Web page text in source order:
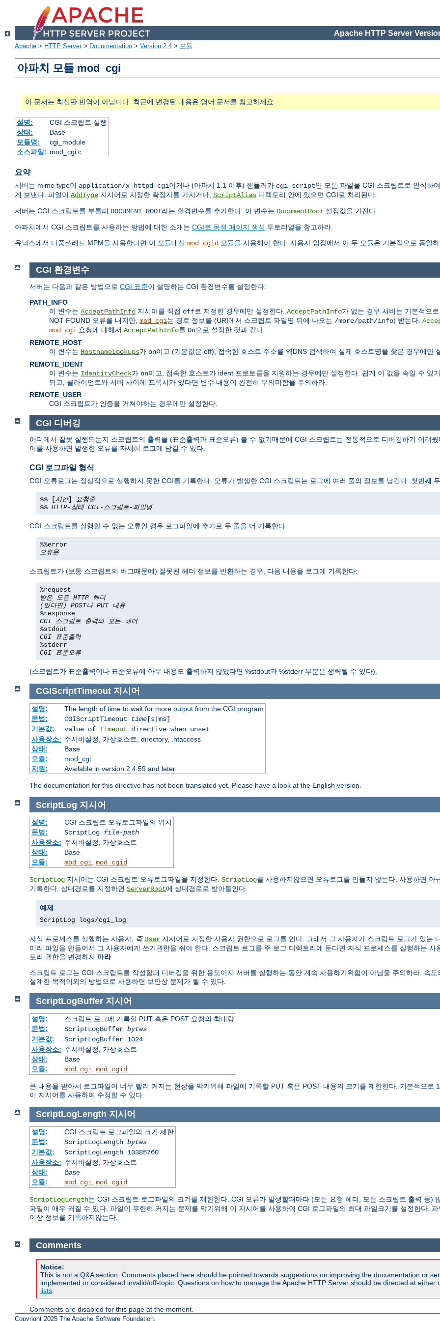
Apache HTTP Server
Apache > HTTP Server> Documentation > Version 2.4 > 모듈
아파치 모듈 mod_cgi
이 문서는 최신판 번역이 아닙니다. 최근에 변경된 내용은 영어 문서를 참고하세요.
설명:
CGI 스크립트 실행
상태:
Base
모듈명:
cgi_module
소스파일: mod_cgi.c
요약
서버는 mime type이 application/x-httpd-cgi이거나 (아파치 1.1 이후) 핸들러가 cgi-script인 모든 파일을 CGI 스크립트로 인식하
게 보낸다. 파일이 AddType 지시어로 지정한 확장자를 가지거나, ScriptAlias 디렉토리 안에 있으면 CGI로 처리된다.
서버는 CGI 스크립트를 부를때 DOCUMENT_ROOT라는 환경변수를 추가한다. 이 변수는 DocumentRoot 설정값을 가진다.
아파치에서 CGI 스크립트를 사용하는 방법에 대한 소개는 CGI로 동적 페이지 생성 투토리얼을 참고하라.
유닉스에서 다중쓰레드 MPM을 사용한다면 이 모듈대신 mod_cgid 모듈을 사용해야 한다. 사용자 입장에서 이 두 모듈은 기본적으로 동일
CGI 환경변수
서버는 다음과 같은 방법으로 CGI 표준이 설명하는 CGI 환경변수를 설정한다:
PATH_INFO
이 변수는 AcceptPathInfo 지시어를 직접 off로 지정한 경우에만 설정한다. AcceptPathInfo가 없는 경우 서버는 기본적으
NOT FOUND 오류를 내지만, mod_cgi는 경로 정보를 (URI에서 스크립트 파일명 뒤에 나오는 /more/path/info) 받는다.
mod_cgi 요청에 대해서 AcceptPathInfo를 On으로 설정한 것과 같다.
REMOTE_HOST
이 변수는 HostnameLookups가 on이고 (기본값은 off), 접속한 호스트 주소를 역DNS 검색하여 실제 호스트명을 찾은 경우에만
REMOTE_IDENT
이 변수는 IdentityCheck가 on이고, 접속한 호스트가 ident 프로토콜을 지원하는 경우에만 설정한다. 쉽게 이 값을 속일 수 있
되고, 클라이언트와 서버 사이에 프록시가 있다면 변수 내용이 완전히 무의미함을 주의하라.
REMOTE_USER
CGI 스크립트가 인증을 거쳐야하는 경우에만 설정한다.
CGI 디버깅
어디에서 잘못 실행되는지 스크립트의 출력을 (표준출력과 표준오류) 볼 수 없기때문에 CGI 스크립트는 전통적으로 디버깅하기 어려
어를 사용하면 발생한 오류를 자세히 로그에 남길 수 있다.
CGI 로그파일 형식
CGI 오류로그는 정상적으로 실행하지 못한 CGI를 기록한다. 오류가 발생한 CGI 스크립트는 로그에 여러 줄의 정보를 남긴다. 첫번째
%% [ 시간] 요청줄
%% HTTP-상태 CGI-스크립트-파일명
CGI 스크립트를 실행할 수 없는 오류인 경우 로그파일에 추가로 두 줄을 더 기록한다:
%%error
오류문
스크립트가 (보통 스크립트의 버그때문에) 잘못된 헤더 정보를 반환하는 경우, 다음 내용을 로그에 기록한다:
%request
받은 모든 HTTP 헤더
(있다면) POST나 PUT 내용
%response
CGI 스크립트 출력의 모든 헤더
%stdout
CGI 표준출력
%stderr
CGI 표준오류
(스크립트가 표준출력이나 표준오류에 아무 내용도 출력하지 않았다면 %stdout과 %stderr 부분은 생략될 수 있다).
CGIScriptTimeout 지시어
설명:
The length of time to wait for more output from the CGI program
문법:
CGIScriptTimeout time[s|ms]
기본값:
value of Timeout directive when unset
사용장소: 주서버설정, 가상호스트, directory, .htaccess
상태:
Base
모듈:
mod_cgi
지원:
Available in version 2.4.59 and later.
The documentation for this directive has not been translated yet. Please have a look at the English version.
ScriptLog 지시어
설명:
CGI 스크립트 오류로그파일의 위치
문법:
ScriptLog file-path
사용장소: 주서버설정, 가상호스트
상태:
Base
모듈:
mod_cgi, mod_cgid
ScriptLog 지시어는 CGI 스크립트 오류로그파일을 지정한다. ScriptLog를 사용하지않으면 오류로그를 만들지 않는다. 사용하면 아
기록한다. 상대경로를 지정하면 ServerRoot에 상대경로로 받아들인다.
예제
ScriptLog logs/cgi_log
자식 프로세스를 실행하는 사용자, 즉 User 지시어로 지정한 사용자 권한으로 로그를 연다. 그래서 그 사용자가 스크립트 로그가 있는
미리 파일을 만들어서 그 사용자에게 쓰기권한을 줘야 한다. 스크립트 로그를 주 로그 디렉토리에 둔다면 자식 프로세스를 실행하는 사
토리 권한을 변경하지 마라.
스크립트 로그는 CGI 스크립트를 작성할때 디버깅을 위한 용도이지 서버를 실행하는 동안 계속 사용하기위함이 아님을 주의하라. 속
설계한 목적이외의 방법으로 사용하면 보안상 문제가 될 수 있다.
ScriptLogBuffer 지시어
설명:
스크립트 로그에 기록할 PUT 혹은 POST 요청의 최대량
문법:
ScriptLogBuffer bytes
기본값:
ScriptLogBuffer 1024
사용장소: 주서버설정, 가상호스트
상태:
Base
모듈:
mod_cgi mod_cgid
큰 내용을 받아서 로그파일이 너무 빨리 커지는 현상을 막기위해 파일에 기록할 PUT 혹은 POST 내용의 크기를 제한한다. 기본적으로
이 지시어를 사용하여 수정할 수 있다.
ScriptLogLength 지시어
설명:
CGI 스크립트 로그파일의 크기 제한
문법:
ScriptLogLength bytes
기본값:
ScriptLogLength 10385760
사용장소: 주서버설정, 가상호스트
상태:
Base
모듈:
mod_cgi mod_cgid
ScriptLogLength는 CGI 스크립트 로그파일의 크기를 제한한다. CGI 오류가 발생할때마다 (모든 요청 헤더, 모든 스크립트 출력 등)
파일이 매우 커질 수 있다. 파일이 무한히 커지는 문제를 막기위해 이 지시어를 사용하여 CGI 로그파일의 최대 파일크기를 설정한다.
이상 정보를 기록하지않는다.
Comments
Notice:
This is not a Q&A section. Comments placed here should be pointed towards suggestions on improving the documentation or
implemented or considered invalid/off-topic. Questions on how to manage the Apache HTTP Server should be directed at
lists
Comments are disabled for this page at the moment.
Copyright 2025 The Apache Software Foundation.